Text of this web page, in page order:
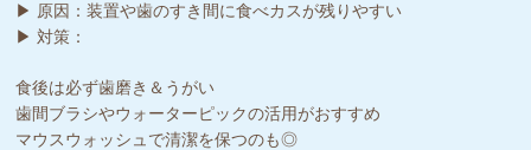
▶ 原因：装置や歯のすき間に食べカスが残りやすい
▶ 対策：
食後は必ず歯磨き＆うがい
歯間ブラシやウォーターピックの活用がおすすめ
マウスウォッシュで清潔を保つのも◎